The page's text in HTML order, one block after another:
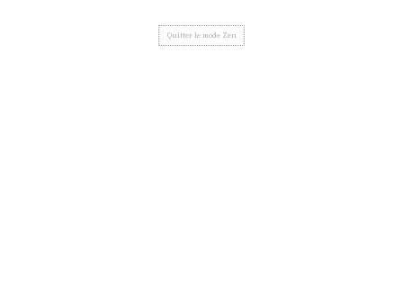
Quitter le mode Zen